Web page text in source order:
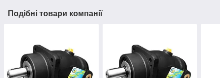
Подібні товари компанії